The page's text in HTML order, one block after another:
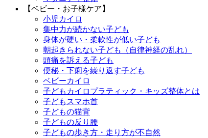
【ベビー・お子様ケア】
小児カイロ
集中力が続かない子ども
身体が硬い・柔軟性が低い子ども
朝起きられない子ども（自律神経の乱れ）
頭痛を訴える子ども
便秘・下痢を繰り返す子ども
ベビーカイロ
子どもカイロプラティック・キッズ整体とは
子どもスマホ首
子どもの猫背
子どもの反り腰
子どもの歩き方・走り方が不自然